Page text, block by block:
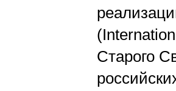
Cтарого